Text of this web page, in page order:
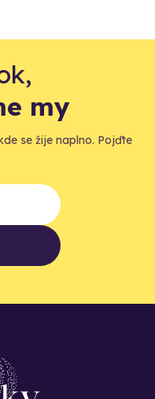
my
se žije naplno. Pojďte